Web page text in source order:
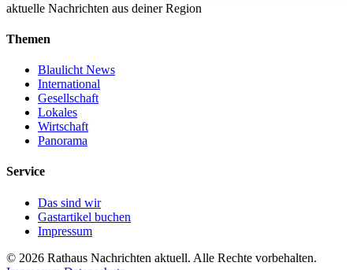
aktuelle Nachrichten aus deiner Region
Themen
Blaulicht News
International
Gesellschaft
Lokales
Wirtschaft
Panorama
Service
Das sind wir
Gastartikel buchen
Impressum
© 2026 Rathaus Nachrichten aktuell. Alle Rechte vorbehalten.